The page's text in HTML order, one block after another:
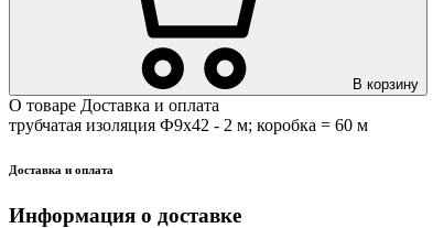
В корзину
О товаре Доставка и оплата
трубчатая изоляция Ф9х42 - 2 м; коробка = 60 м
Доставка и оплата
Информация о доставке